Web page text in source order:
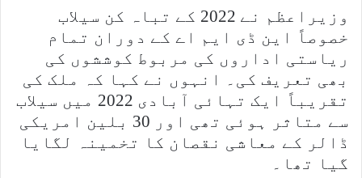
وزیراعظم نے 2022 کے تباہ کن سیلاب
خصوصاً این ڈی ایم اے کے دوران تمام
ریاستی اداروں کی مربوط کوششوں کی
بھی تعریف کی۔ انہوں نے کہا کہ ملک کی
تقریباً ایک تہائی آبادی 2022 میں سیلاب
سے متاثر ہوئی تھی اور 30 بلین امریکی
ڈالر کے معاشی نقصان کا تخمینہ لگایا
گیا تھا۔